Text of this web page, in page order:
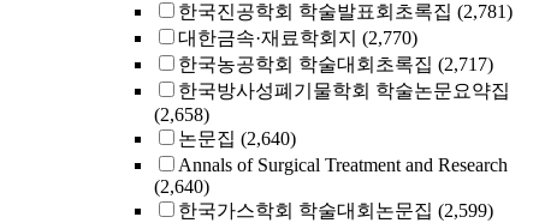
한국진공학회 학술발표회초록집 (2,781)
대한금속·재료학회지 (2,770)
한국농공학회 학술대회초록집 (2,717)
한국방사성폐기물학회 학술논문요약집
(2,658)
논문집 (2,640)
Annals of Surgical Treatment and Research
(2,640)
한국가스학회 학술대회논문집 (2,599)